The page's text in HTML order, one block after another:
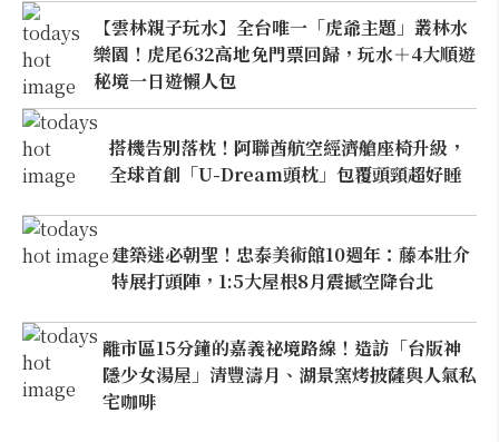
【雲林親子玩水】全台唯一「虎爺主題」叢林水
樂園！虎尾632高地免門票回歸，玩水＋4大順遊
秘境一日遊懶人包
搭機告別落枕！阿聯酋航空經濟艙座椅升級，
全球首創「U-Dream頭枕」包覆頭頸超好睡
建築迷必朝聖！忠泰美術館10週年：藤本壯介
特展打頭陣，1:5大屋根8月震撼空降台北
離市區15分鐘的嘉義祕境路線！造訪「台版神
隱少女湯屋」清豐濤月、湖景窯烤披薩與人氣私
宅咖啡